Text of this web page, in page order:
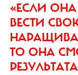
«ЕСЛИ
ВЕСТИ
ТО ОНА